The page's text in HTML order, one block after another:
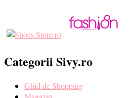
Categorii Sivy.ro
Ghid de Shopping